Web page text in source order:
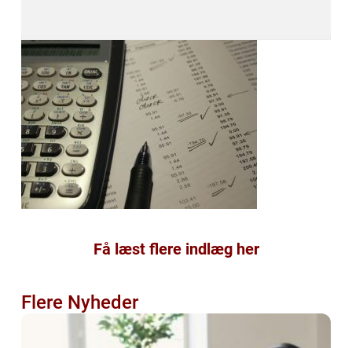
Få læst flere indlæg her
Flere Nyheder